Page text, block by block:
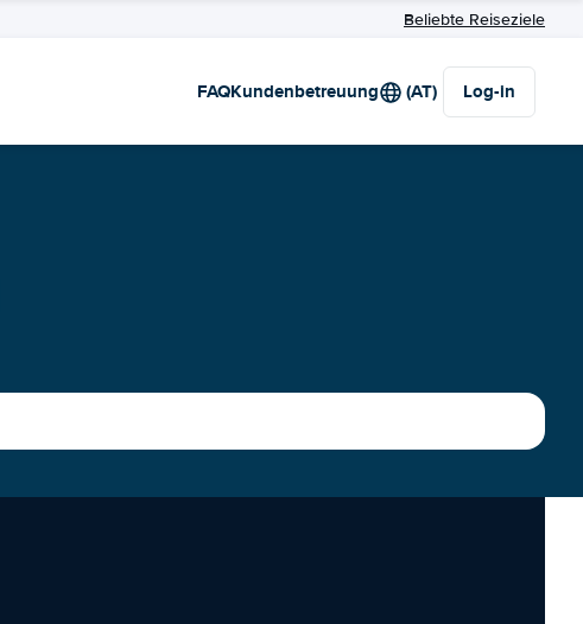
Beliebte Reiseziele
FAQKundenbetreuung (AT) Log-in